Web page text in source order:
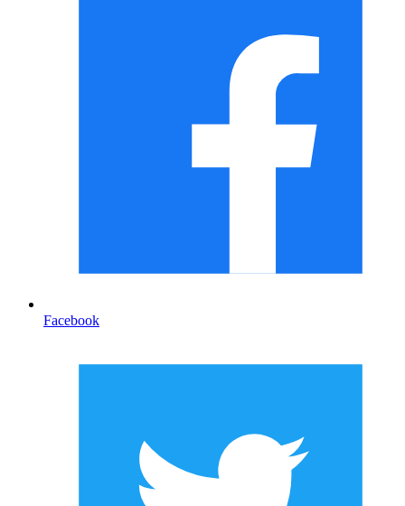
Facebook